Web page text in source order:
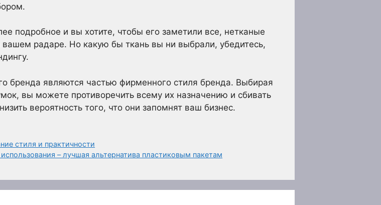
подробное и вы хотите, чтобы его заметили все, нетканые
радаре. Но какую бы ткань вы ни выбрали, убедитесь,
бренда являются частью фирменного стиля бренда. Выбирая
вы можете противоречить всему их назначению и сбивать
вероятность того, что они запомнят ваш бизнес.
стиля и практичности
– лучшая альтернатива пластиковым пакетам